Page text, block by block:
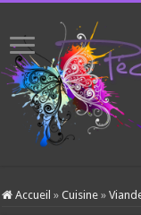
Accueil » Cuisine »